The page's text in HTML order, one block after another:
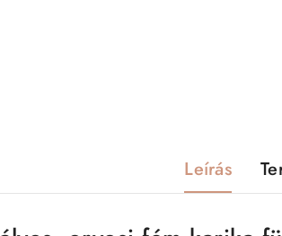
Leírás